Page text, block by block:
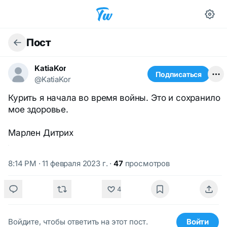
Пост
KatiaKor
@KatiaKor
Подписаться
Курить я начала во время войны. Это и сохранило
мое здоровье.
Марлен Дитрих
8:14 PM · 11 февраля 2023 г. ·47просмотров
4
Войдите, чтобы ответить на этот пост. Войти